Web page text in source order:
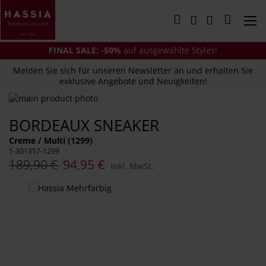
zum
Inhalt
Mein
FINAL SALE: -50% auf ausgewählte Styles!
Melden Sie sich für unseren Newsletter an und erhalten Sie
exklusive Angebote und Neuigkeiten!
BORDEAUX SNEAKER
Creme / Multi (1299)
1-301357-1299
189,90 € 94,95 € Inkl. MwSt.
Zum
der
Bildergalerie
springen
Anfang
der
Bildergalerie
springen